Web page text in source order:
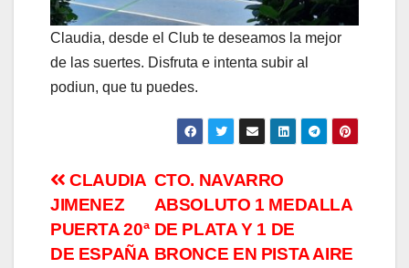
Claudia, desde el Club te deseamos la mejor
de las suertes. Disfruta e intenta subir al
podiun, que tu puedes.
CTO. NAVARRO
ABSOLUTO 1 MEDALLA
DE PLATA Y 1 DE
BRONCE EN PISTA AIRE
CLAUDIA
JIMENEZ
PUERTA 20ª
DE ESPAÑA